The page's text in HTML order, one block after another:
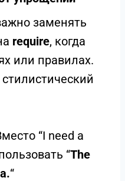
заменять
require, когда
или правилах.
“I need a
“The
“